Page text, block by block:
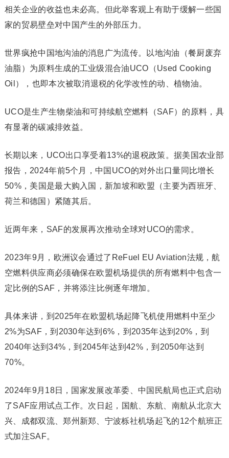
相关企业的收益也未必高。但此举客观上有助于缓解一些国
家的贸易壁垒对中国产生的外部压力。
世界疯抢中国地沟油的消息广为流传。以地沟油（餐厨废弃
油脂）为原料生成的工业级混合油UCO（Used Cooking
Oil），也即本次被取消退税的化学改性的动、植物油。
UCO是生产生物柴油和可持续航空燃料（SAF）的原料，具
有显著的碳减排效益。
长期以来，UCO出口享受着13%的退税政策。据美国农业部
报告，2024年前5个月，中国UCO的对外出口量同比增长
50%，美国是最大购入国，新加坡和欧盟（主要为西班牙、
荷兰和德国）紧随其后。
近两年来，SAF的发展再次推动全球对UCO的需求。
2023年9月，欧洲议会通过了ReFuel EU Aviation法规，航
空燃料供应商必须确保在欧盟机场提供的所有燃料中包含一
定比例的SAF，并将添注比例逐年增加。
具体来讲，到2025年在欧盟机场起降飞机使用燃料中至少
2%为SAF，到2030年达到6%，到2035年达到20%，到
2040年达到34%，到2045年达到42%，到2050年达到
70%。
2024年9月18日，国家发展改革委、中国民航局也正式启动
了SAF应用试点工作。次日起，国航、东航、南航从北京大
兴、成都双流、郑州新郑、宁波栎社机场起飞的12个航班正
式加注SAF。